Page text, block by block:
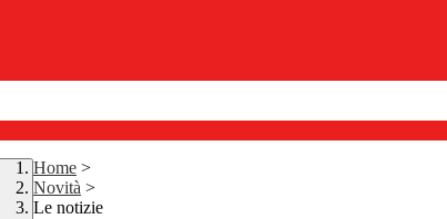
Home >
Novità >
Le notizie